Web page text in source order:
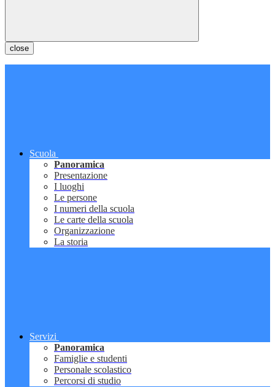
close
Scuola
Panoramica
Presentazione
I luoghi
Le persone
I numeri della scuola
Le carte della scuola
Organizzazione
La storia
Servizi
Panoramica
Famiglie e studenti
Personale scolastico
Percorsi di studio